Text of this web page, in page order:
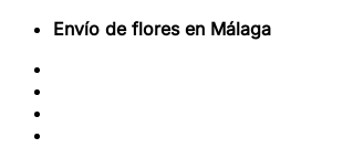
Saltar
contenido
Envío de flores en Málaga